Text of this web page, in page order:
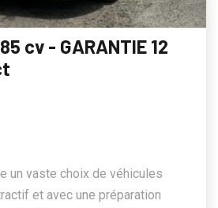
cv - GARANTIE 12
un vaste choix de véhicules
et avec une préparation